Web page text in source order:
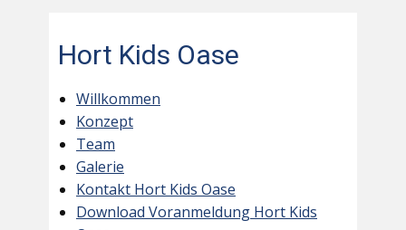
Hort Kids Oase
Willkommen
Konzept
Team
Galerie
Kontakt Hort Kids Oase
Download Voranmeldung Hort Kids